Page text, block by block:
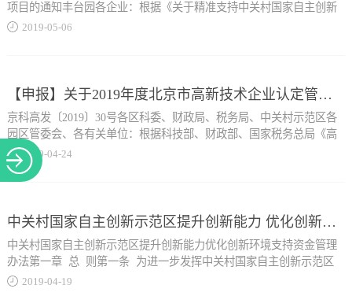
项目的通知丰台园各企业：根据《关于精准支持中关村国家自主创新
示范区重大前沿项目与创新平台建设的若干措施》（中科园发
〔2019〕20号）、《中关村国家自主创新示范区提升创新能力优化创
则，中关村管委会组织开展中关村国家自主创新示范区（以下简称中
关村示范区）2019年第一批政策支...
成果产业化支持资金项目等16个项目，具体申报项目和内容详见
《2019年中关村示范区第一批政策支持资金申报项目明细表》（以下
简称《申报项目明细表》，详见附件1）。政策咨询可采取在官方微信
言，或在公众号对话框中留言）、中关村示范区官方网站
2019-05-06
【申报】关于2019年度北京市高新技术企业认定管理相关工作的通知
京科高发〔2019〕30号各区科委、财政局、税务局、中关村示范区各
园区管委会、各有关单位：根据科技部、财政部、国家税务总局《高
新技术企业认定管理办法》（国科发火〔2016〕32号，以下简称《认
定办法》）、《高新技术企业认定管理工作指引》（国科发火
〔2016〕195号，以下简称《工作指引》）的规定，现就2019年度高新
技术企业认定分四批办理，申报截止时间分别为5月16日、6月27日、8
并将完整书面材料送交受理部门日期为准，逾期不予受理。二、申报
材料申请认定的企业应登陆高...
2019-04-24
中关村国家自主创新示范区提升创新能力 优化创新环境支持资金管理办法
中关村国家自主创新示范区提升创新能力优化创新环境支持资金管理
办法第一章 总 则第一条 为进一步发挥中关村国家自主创新示范区
（以下简称“中关村示范区”）在全国科技创新中心建设中的主要载体
2019-04-19